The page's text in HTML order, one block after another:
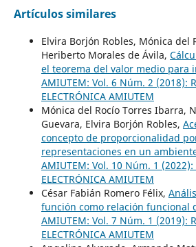
Artículos similares
Elvira Borjón Robles, Mónica del
Heriberto Morales de Ávila,
el teorema del valor medio para
AMIUTEM: Vol. 6 Núm. 2 (2018):
ELECTRÓNICA AMIUTEM
Mónica del Rocío Torres Ibarra,
Guevara, Elvira Borjón Robles,
concepto de proporcionalidad
representaciones en un
AMIUTEM: Vol. 10 Núm. 1 (2022):
ELECTRÓNICA AMIUTEM
César Fabián Romero Félix,
función como relación funcional
AMIUTEM: Vol. 7 Núm. 1 (2019):
ELECTRÓNICA AMIUTEM